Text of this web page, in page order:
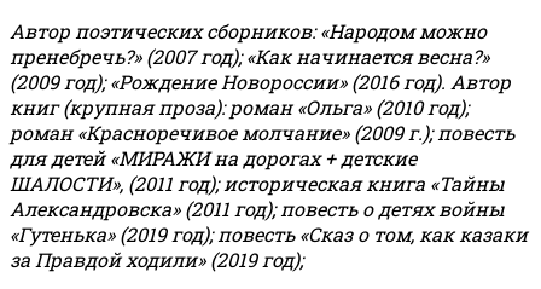
Автор поэтических сборников: «Народом можно
пренебречь?» (2007 год); «Как начинается весна?»
(2009 год); «Рождение Новороссии» (2016 год). Автор
книг (крупная проза): роман «Ольга» (2010 год);
роман «Красноречивое молчание» (2009 г.); повесть
для детей «МИРАЖИ на дорогах + детские
ШАЛОСТИ», (2011 год); историческая книга «Тайны
Александровска» (2011 год); повесть о детях войны
«Гутенька» (2019 год); повесть «Сказ о том, как казаки
за Правдой ходили» (2019 год);